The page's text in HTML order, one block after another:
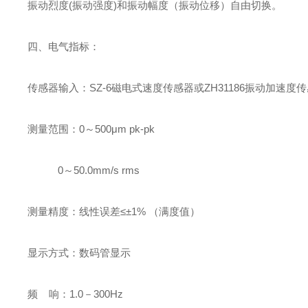
振动烈度(振动强度)和振动幅度（振动位移）自由切换。
四、电气指标：
传感器输入：SZ-6磁电式速度传感器或ZH31186振动加速度
测量范围：0～500μm pk-pk
0～50.0mm/s rms
测量精度：线性误差≤±1% （满度值）
显示方式：数码管显示
频 响：1.0－300Hz